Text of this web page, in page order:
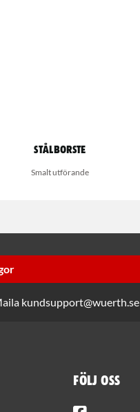
Stålborste
Smalt utförande
kundsupport@wuerth.se
Följ oss